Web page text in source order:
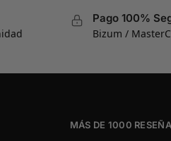
Pago 100%
Bizum /
MÁS DE 1000